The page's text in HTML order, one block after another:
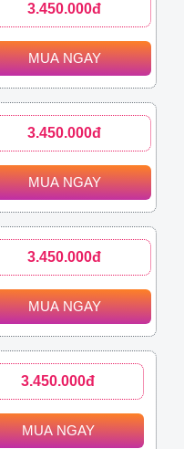
3.450.000đ
MUA NGAY
3.450.000đ
MUA NGAY
3.450.000đ
MUA NGAY
3.450.000đ
MUA NGAY